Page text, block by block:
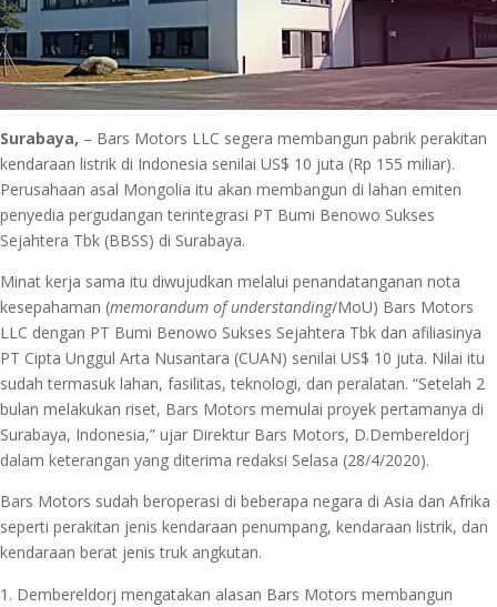
Surabaya, – Bars Motors LLC segera membangun pabrik perakitan
kendaraan listrik di Indonesia senilai US$ 10 juta (Rp 155 miliar).
Perusahaan asal Mongolia itu akan membangun di lahan emiten
penyedia pergudangan terintegrasi PT Bumi Benowo Sukses
Sejahtera Tbk (BBSS) di Surabaya.
Minat kerja sama itu diwujudkan melalui penandatanganan nota
kesepahaman (memorandum of understanding/MoU) Bars Motors
LLC dengan PT Bumi Benowo Sukses Sejahtera Tbk dan afiliasinya
PT Cipta Unggul Arta Nusantara (CUAN) senilai US$ 10 juta. Nilai itu
sudah termasuk lahan, fasilitas, teknologi, dan peralatan. “Setelah 2
bulan melakukan riset, Bars Motors memulai proyek pertamanya di
Surabaya, Indonesia,” ujar Direktur Bars Motors, D.Dembereldorj
dalam keterangan yang diterima redaksi Selasa (28/4/2020).
Bars Motors sudah beroperasi di beberapa negara di Asia dan Afrika
seperti perakitan jenis kendaraan penumpang, kendaraan listrik, dan
kendaraan berat jenis truk angkutan.
Dembereldorj mengatakan alasan Bars Motors membangun